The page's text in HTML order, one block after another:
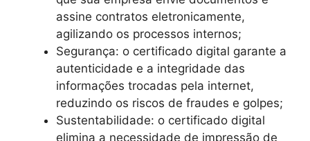
assine contratos eletronicamente,
agilizando os processos internos;
Segurança: o certificado digital garante a
autenticidade e a integridade das
informações trocadas pela internet,
reduzindo os riscos de fraudes e golpes;
Sustentabilidade: o certificado digital
elimina a necessidade de impressão de